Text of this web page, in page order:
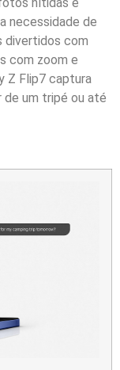
necessidade de
divertidos com
com zoom e
Z Flip7 captura
de um tripé ou até